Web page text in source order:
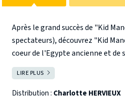
Après le grand succès de "Kid
spectateurs), découvrez "Kid
coeur de l'Egypte ancienne et de ses
la sublime Malicia, ce nouvel
Manoir accueille quatre nouveaux
oublié de l'antique cité de Tanis.
LIRE PLUS
Distribution : Charlotte HERVIEUX